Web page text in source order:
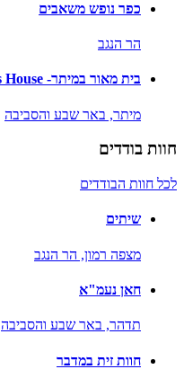
כפר נופש משאבים
הר הנגב
בית מאור במיתר- Maor's House
מיתר, באר שבע והסביבה
חוות בודדים
לכל חוות הבודדים
שיתים
מצפה רמון, הר הנגב
חאן נעמ"א
תדהר, באר שבע והסביבה
חוות זית במדבר